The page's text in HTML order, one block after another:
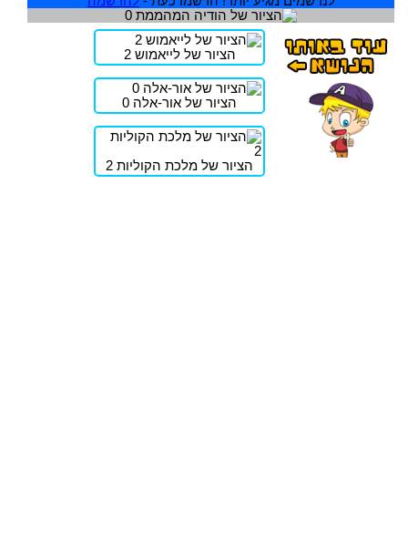
הציור של לייאמוש 2
הציור של אור-אלה 0
הציור של מלכת הקוליות 2